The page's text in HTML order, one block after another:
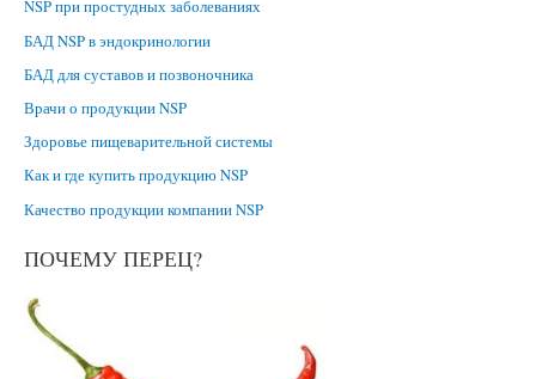
NSP при простудных заболеваниях
БАД NSP в эндокринологии
БАД для суставов и позвоночника
Врачи о продукции NSP
Здоровье пищеварительной системы
Как и где купить продукцию NSP
Качество продукции компании NSP
ПОЧЕМУ ПЕРЕЦ?